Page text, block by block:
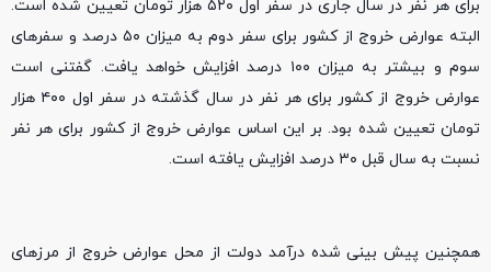
برای هر نفر در سال جاری در سفر اول ۵۲۰ هزار تومان تعیین شده است.
البته عوارض خروج از کشور برای سفر دوم به میزان ۵۰ درصد و سفرهای
سوم و بیشتر به میزان ۱۰۰ درصد افزایش خواهد یافت. گفتنی است
عوارض خروج از کشور برای هر نفر در سال گذشته در سفر اول ۴۰۰ هزار
تومان تعیین شده بود. بر این اساس عوارض خروج از کشور برای هر نفر
نسبت به سال قبل ۳۰ درصد افزایش یافته است.
همچنین پیش بینی شده درآمد دولت از محل عوارض خروج از مرزهای